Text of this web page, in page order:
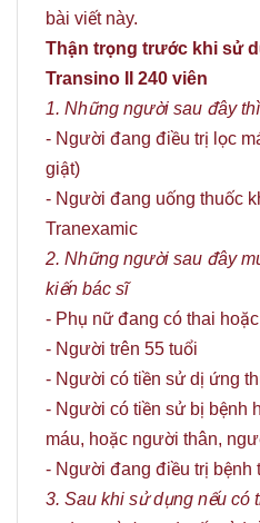
bài viết này.
Thận trọng trước khi sử
Transino II 240 viên
1. Những người sau đây
- Người đang điều trị lọc
giật)
- Người đang uống thuốc
Tranexamic
2. Những người sau đây
kiến bác sĩ
- Phụ nữ đang có thai
- Người trên 55 tuổi
- Người có tiền sử dị ứng
- Người có tiền sử bị bệnh
máu, hoặc người thân,
- Người đang điều trị bệnh
3. Sau khi sử dụng nếu có